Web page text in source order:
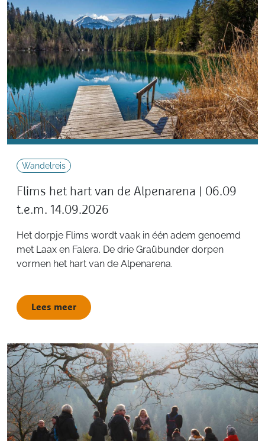
Wandelreis
Flims het hart van de Alpenarena | 06.09
t.e.m. 14.09.2026
Het dorpje Flims wordt vaak in één adem genoemd
met Laax en Falera. De drie Graübunder dorpen
vormen het hart van de Alpenarena.
Lees meer